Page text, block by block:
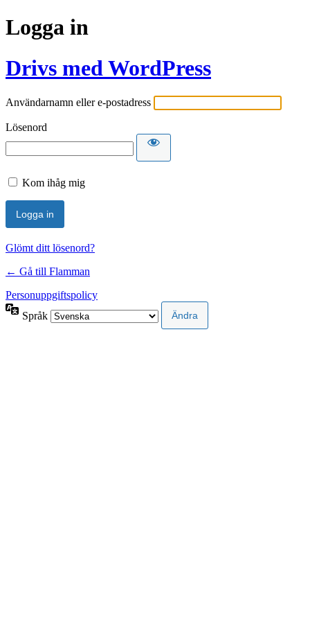
Logga in
Drivs med WordPress
Användarnamn eller e-postadress
Lösenord
Kom ihåg mig
Glömt ditt lösenord?
← Gå till Flamman
Personuppgiftspolicy
Språk